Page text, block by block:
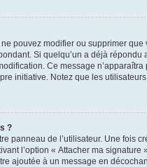
pouvez modifier ou supprimer
Si quelqu’un a déjà répondu
Ce message
initiative. Notez que les
?
panneau de l’utilisateur. Une fois
l’option « Attacher ma
ajoutée à un message en